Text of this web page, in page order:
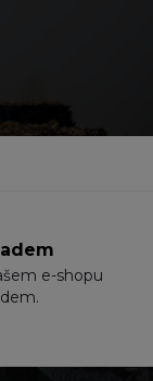
e-shopu